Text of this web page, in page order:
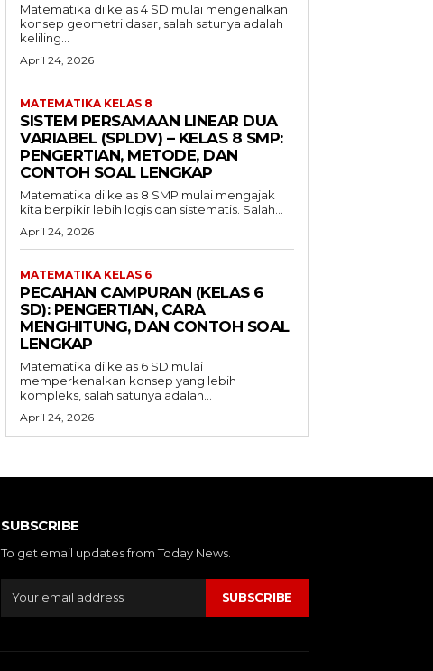
Matematika di kelas 4 SD mulai mengenalkan
konsep geometri dasar, salah satunya adalah
keliling...
April 24, 2026
MATEMATIKA KELAS 8
SISTEM PERSAMAAN LINEAR DUA
VARIABEL (SPLDV) – KELAS 8 SMP:
PENGERTIAN, METODE, DAN
CONTOH SOAL LENGKAP
Matematika di kelas 8 SMP mulai mengajak
kita berpikir lebih logis dan sistematis. Salah...
April 24, 2026
MATEMATIKA KELAS 6
PECAHAN CAMPURAN (KELAS 6
SD): PENGERTIAN, CARA
MENGHITUNG, DAN CONTOH SOAL
LENGKAP
Matematika di kelas 6 SD mulai
memperkenalkan konsep yang lebih
kompleks, salah satunya adalah...
April 24, 2026
SUBSCRIBE
To get email updates from Today News.
SUBSCRIBE